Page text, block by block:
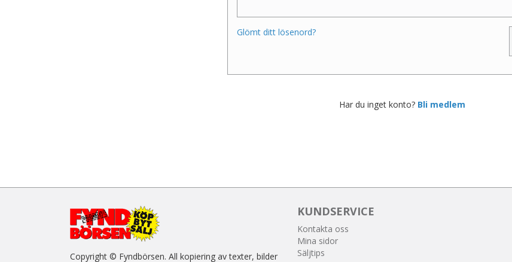
Glömt ditt lösenord?
Har du inget konto? Bli medlem
Copyright © Fyndbörsen. All kopiering av texter, bilder
KUNDSERVICE
Kontakta oss
Mina sidor
Säljtips